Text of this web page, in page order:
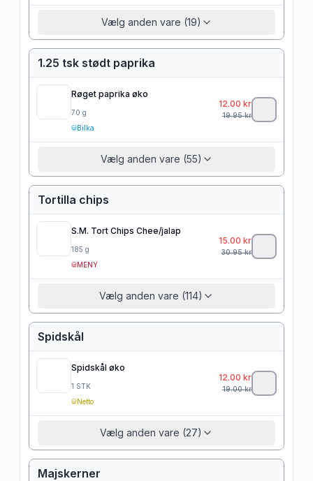
Vælg anden vare (19)
1.25 tsk stødt paprika
Røget paprika øko
70 g
Bilka
12.00 kr
19.95kr
Vælg anden vare (55)
Tortilla chips
S.M. Tort Chips Chee/jalap
185 g
MENY
15.00 kr
30.95kr
Vælg anden vare (114)
Spidskål
Spidskål øko
1 STK
Netto
12.00 kr
19.00kr
Vælg anden vare (27)
Majskerner